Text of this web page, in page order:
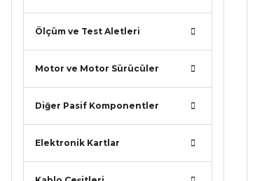
Ölçüm ve Test Aletleri
Motor ve Motor Sürücüler
Diğer Pasif Komponentler
Elektronik Kartlar